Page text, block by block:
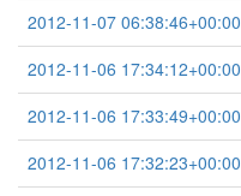
2012-11-07 06:38:46+00:00
2012-11-06 17:34:12+00:00
2012-11-06 17:33:49+00:00
2012-11-06 17:32:23+00:00